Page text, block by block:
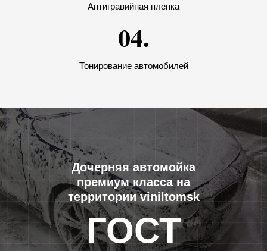
Антигравийная пленка
04.
Тонирование автомобилей
Дочерняя автомойка
премиум класса на
территории viniltomsk
ГОСТ